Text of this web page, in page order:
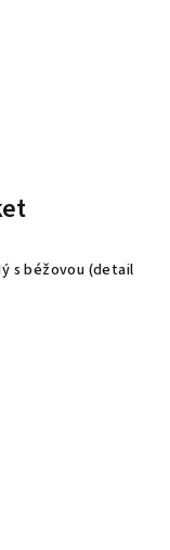
s béžovou (detail